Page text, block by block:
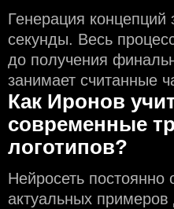
Генерация концепций
секунды. Весь
до получения
занимает считанные
Как Иронов
современные
логотипов?
Нейросеть постоянно
актуальных примеров